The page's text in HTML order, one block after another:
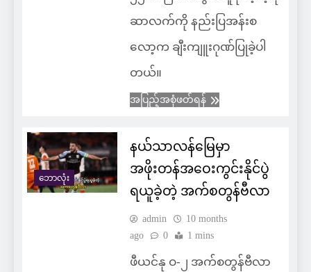
ဆာလက်ကို နည်းပြအန်းစ
လော့က ချီးကျူးဂုဏ်ပြုခဲ့ပါ
တယ်။
အပြည့်အစုံဖတ်ရန်
ဘောလုံး
နယ်သာလန်မြေမှာ
အဖိုးတန်အဝေးကွင်းနိုင်ပွဲ
ရယူခဲ့တဲ့ အက်စတွန်ဗီလာ
admin
10 months
ago
0 1 mins
ဖီယင်နု ဝ-၂ အက်စတွန်ဗီလာ